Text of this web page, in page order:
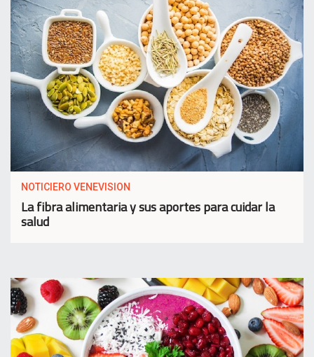
NOTICIERO VENEVISION
La fibra alimentaria y sus aportes para cuidar la
salud